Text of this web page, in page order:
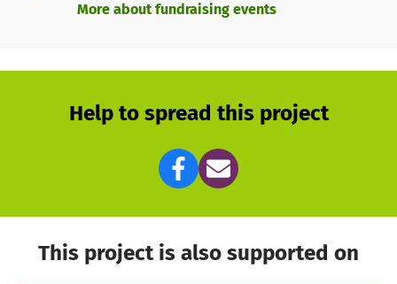
More about fundraising events
Help to spread this project
This project is also supported on